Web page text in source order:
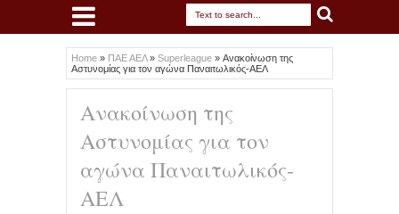
Home » ΠΑΕ ΑΕΛ» Superleague » Ανακοίνωση της
Αστυνομίας για τον αγώνα Παναιτωλικός-ΑΕΛ
Ανακοίνωση της
Αστυνομίας για τον
αγώνα Παναιτωλικός-
ΑΕΛ